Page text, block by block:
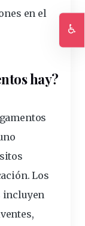
en el
hay?
Los
incluyen
♿